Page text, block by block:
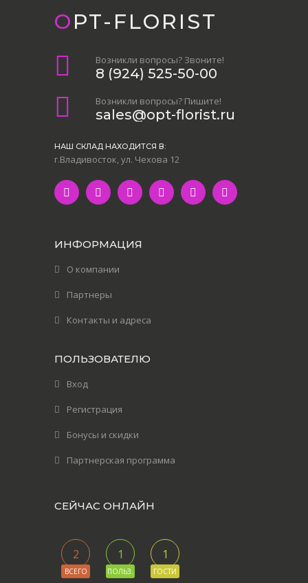
OPT-FLORIST
Возникли вопросы? Звоните!
8 (924) 525-50-00
Возникли вопросы? Пишите!
sales@opt-florist.ru
НАШ СКЛАД НАХОДИТСЯ В:
г.Владивосток, ул. Чехова 12
ИНФОРМАЦИЯ
О компании
Партнеры
Контакты и адреса
ПОЛЬЗОВАТЕЛЮ
Вход
Регистрация
Бонусы и скидки
Партнерская программа
СЕЙЧАС ОНЛАЙН
2
ВСЕГО
1
ПОЛЬЗ.
1
ГОСТИ